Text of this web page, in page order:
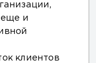
еще и
клиентов